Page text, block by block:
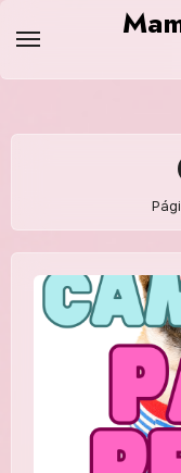
contenido